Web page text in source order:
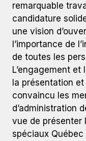
remarquable
candidature
une vision
l’importance de
de toutes les
L’engagement et
la présentation
convaincu les
d’administration
vue de présenter
spéciaux